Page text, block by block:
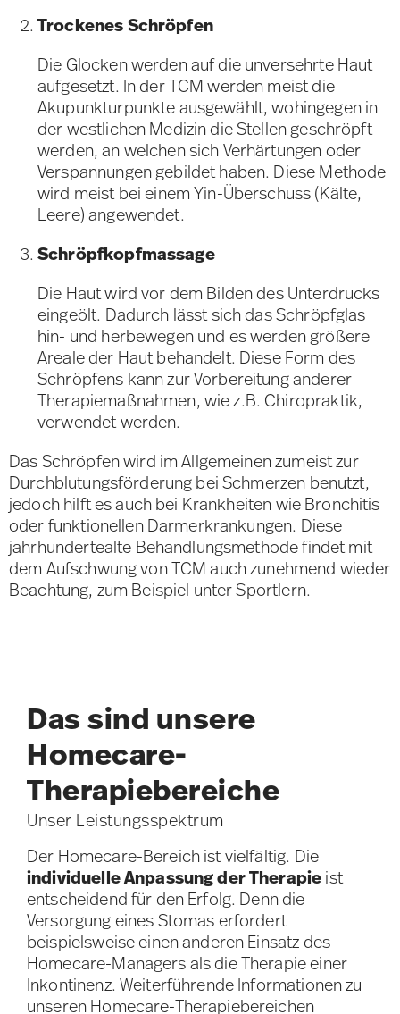
Trockenes Schröpfen
Die Glocken werden auf die unversehrte Haut
aufgesetzt. In der TCM werden meist die
Akupunkturpunkte ausgewählt, wohingegen in
der westlichen Medizin die Stellen geschröpft
werden, an welchen sich Verhärtungen oder
Verspannungen gebildet haben. Diese Methode
wird meist bei einem Yin-Überschuss (Kälte,
Leere) angewendet.
Schröpfkopfmassage
Die Haut wird vor dem Bilden des Unterdrucks
eingeölt. Dadurch lässt sich das Schröpfglas
hin- und herbewegen und es werden größere
Areale der Haut behandelt. Diese Form des
Schröpfens kann zur Vorbereitung anderer
Therapiemaßnahmen, wie z.B. Chiropraktik,
verwendet werden.
Das Schröpfen wird im Allgemeinen zumeist zur
Durchblutungsförderung bei Schmerzen benutzt,
jedoch hilft es auch bei Krankheiten wie Bronchitis
oder funktionellen Darmerkrankungen. Diese
jahrhundertealte Behandlungsmethode findet mit
dem Aufschwung von TCM auch zunehmend wieder
Beachtung, zum Beispiel unter Sportlern.
Das sind unsere
Homecare-
Therapiebereiche
Unser Leistungsspektrum
Der Homecare-Bereich ist vielfältig. Die
individuelle Anpassung der Therapieist
entscheidend für den Erfolg. Denn die
Versorgung eines Stomas erfordert
beispielsweise einen anderen Einsatz des
Homecare-Managers als die Therapie einer
Inkontinenz. Weiterführende Informationen zu
unseren Homecare-Therapiebereichen